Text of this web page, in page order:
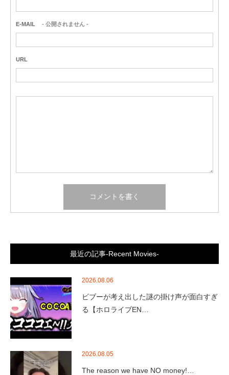
E-MAIL - 公開されません -
URL
最近の記事-Recent Movies-
2026.08.06
ビブーが考え出した謎の掛け声が面白すぎ
る【ホロライブEN…
2026.08.05
The reason we have NO money!…